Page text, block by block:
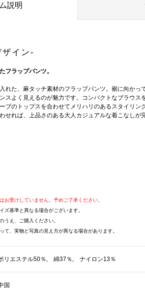
説明
イン-
フラップパンツ。
れた、麻タッチ素材のフラップパンツ。裾に向かっ
スよく見えるのが魅力です。コンパクトなブラウス
ブのトップスを合わせてメリハリのあるスタイリン
せれば、上品さのある大人カジュアルな着こなしが
お受けしていません。予めご了承ください。
ズ基準と異なる場合がございます。
うえ、ご購入ください。
て、実物と写真の見え方が異なる場合があります。
リエステル50％, 綿37％, ナイロン13％
国